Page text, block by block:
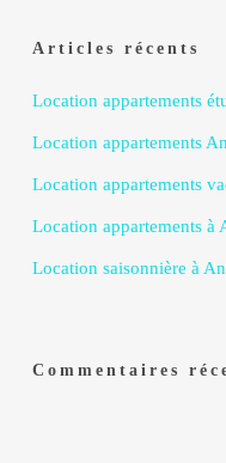
Articles récents
Location appartements
Location appartements
Location appartements
Location appartements à
Location saisonnière à
Commentaires